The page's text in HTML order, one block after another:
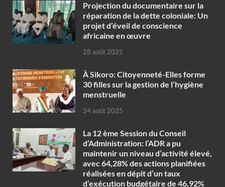
Projection du documentaire sur la
réparation de la dette coloniale: Un
projet d’éveil de conscience
africaine en œuvre‎
28 août 2025
À Sikoro: Citoyenneté-Elles forme
30 filles sur la gestion de l’hygiène
menstruelle
24 août 2025
La 12 ème Session du Conseil
d’Administration: l’ADR a pu
maintenir un niveau d’activité élevé,
avec 64,28% des actions planifiées
réalisées en dépit d’un taux
d’exécution budgétaire de 46,92%